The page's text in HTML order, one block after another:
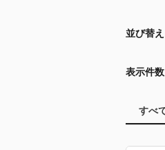
並び替え
表示件数
すべ